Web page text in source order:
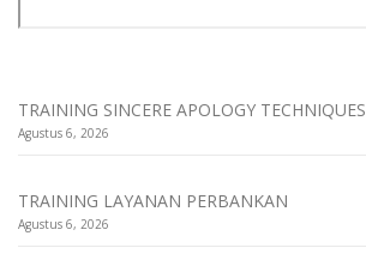
TRAINING SINCERE APOLOGY TECHNIQUES
Agustus 6, 2026
TRAINING LAYANAN PERBANKAN
Agustus 6, 2026